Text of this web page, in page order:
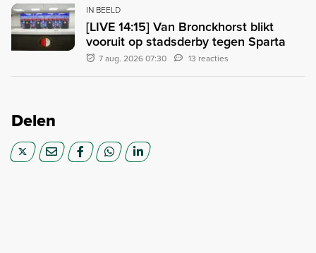
IN BEELD
[LIVE 14:15] Van Bronckhorst blikt
vooruit op stadsderby tegen Sparta
7 aug. 2026 07:30 13 reacties
Delen